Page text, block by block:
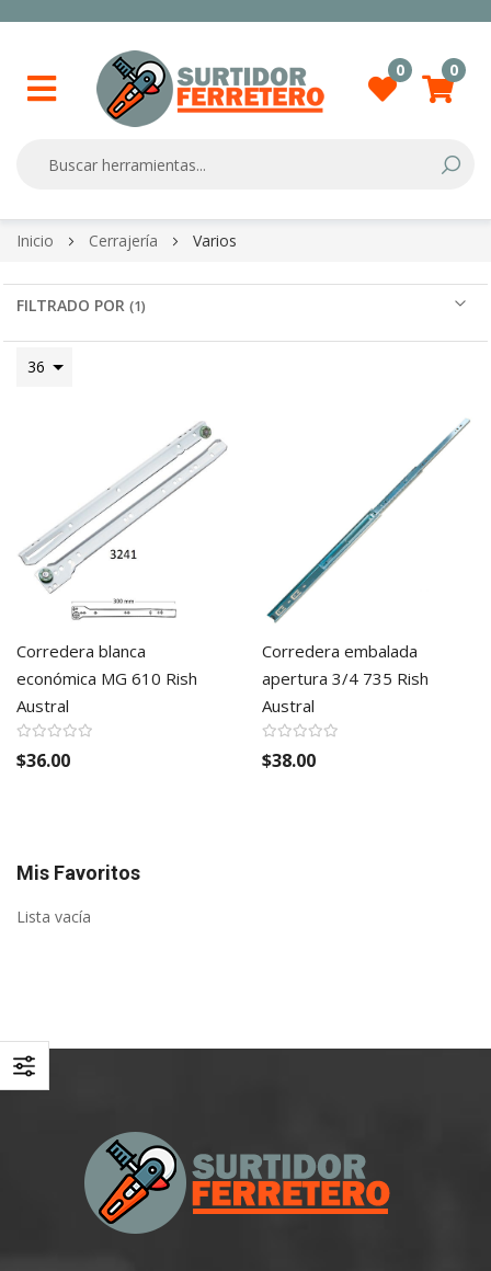
0 0
Skip
Content
Inicio Cerrajería Varios
Corredera blanca
económica MG 610 Rish
Austral
$36.00
Corredera embalada
apertura 3/4 735 Rish
Austral
$38.00
FILTRADO POR
Mis Favoritos
Lista vacía